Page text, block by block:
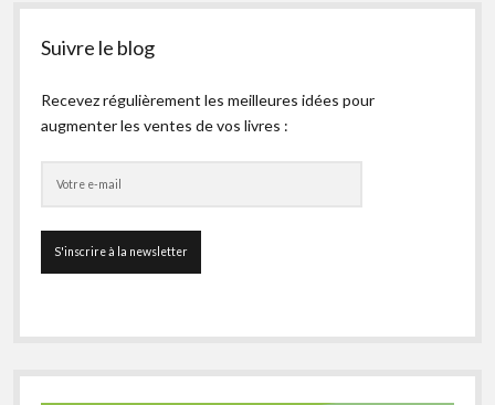
Suivre le blog
Recevez régulièrement les meilleures idées pour
augmenter les ventes de vos livres :